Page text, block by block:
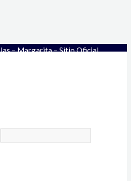
– Margarita – Sitio Oficial